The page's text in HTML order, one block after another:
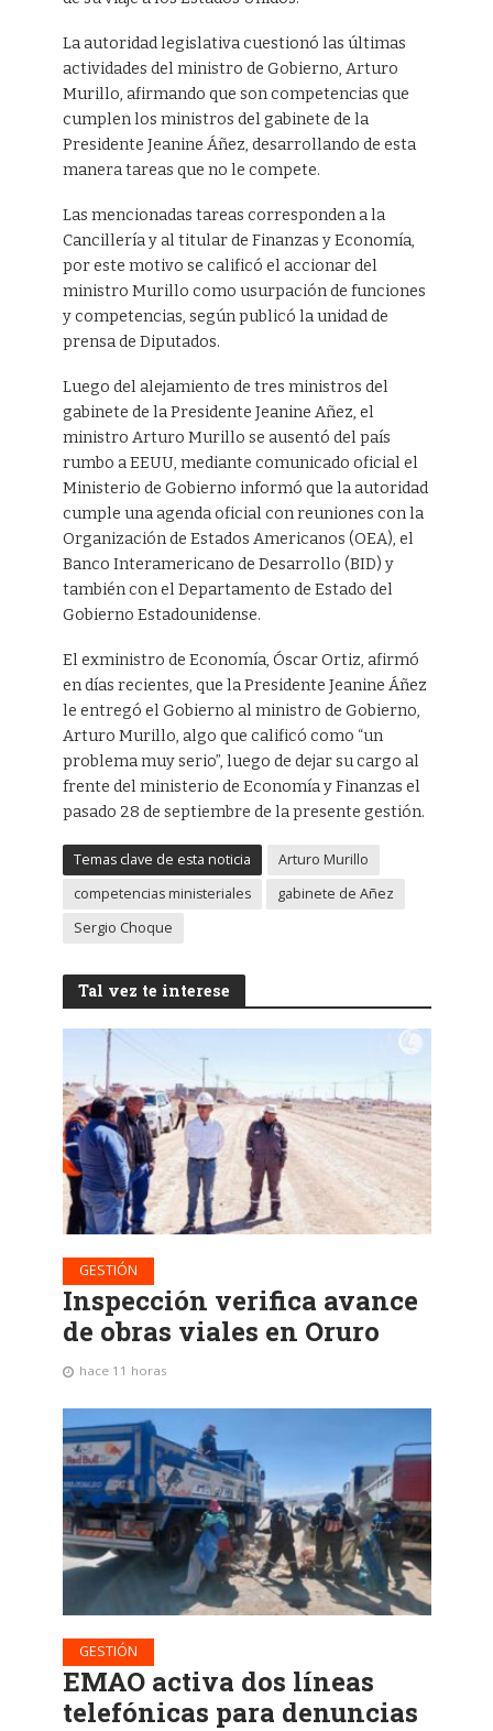
La autoridad legislativa cuestionó las últimas
actividades del ministro de Gobierno, Arturo
Murillo, afirmando que son competencias que
cumplen los ministros del gabinete de la
Presidente Jeanine Áñez, desarrollando de esta
manera tareas que no le compete.
Las mencionadas tareas corresponden a la
Cancillería y al titular de Finanzas y Economía,
por este motivo se calificó el accionar del
ministro Murillo como usurpación de funciones
y competencias, según publicó la unidad de
prensa de Diputados.
Luego del alejamiento de tres ministros del
gabinete de la Presidente Jeanine Añez, el
ministro Arturo Murillo se ausentó del país
rumbo a EEUU, mediante comunicado oficial el
Ministerio de Gobierno informó que la autoridad
cumple una agenda oficial con reuniones con la
Organización de Estados Americanos (OEA), el
Banco Interamericano de Desarrollo (BID) y
también con el Departamento de Estado del
Gobierno Estadounidense.
El exministro de Economía, Óscar Ortiz, afirmó
en días recientes, que la Presidente Jeanine Áñez
le entregó el Gobierno al ministro de Gobierno,
Arturo Murillo, algo que calificó como “un
problema muy serio”, luego de dejar su cargo al
frente del ministerio de Economía y Finanzas el
pasado 28 de septiembre de la presente gestión.
Temas clave de esta noticia
Arturo Murillo
competencias ministeriales
gabinete de Añez
Sergio Choque
Tal vez te interese
GESTIÓN
Inspección verifica avance
de obras viales en Oruro
hace 11 horas
GESTIÓN
EMAO activa dos líneas
telefónicas para denuncias